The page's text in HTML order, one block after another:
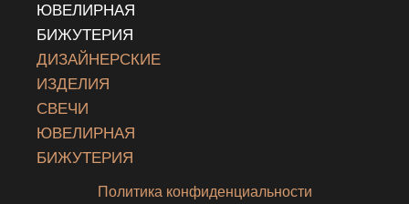
ЮВЕЛИРНАЯ
БИЖУТЕРИЯ
ДИЗАЙНЕРСКИЕ
ИЗДЕЛИЯ
СВЕЧИ
ЮВЕЛИРНАЯ
БИЖУТЕРИЯ
Политика конфиденциальности